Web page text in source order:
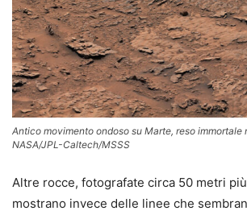
Antico movimento ondoso su Marte, reso immortale
NASA/JPL-Caltech/MSSS
Altre rocce, fotografate circa 50 metri
mostrano invece delle linee che